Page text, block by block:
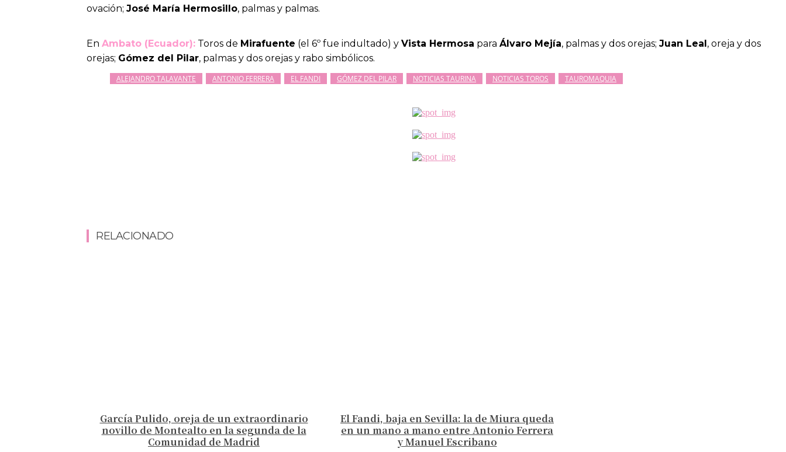
ovación; José María Hermosillo, palmas y palmas.
En Ambato (Ecuador): Toros de Mirafuente (el 6º fue indultado) y Vista Hermosa para Álvaro Mejía, palmas y dos orejas; Juan Leal, oreja y dos
orejas; Gómez del Pilar, palmas y dos orejas y rabo simbólicos.
ALEJANDRO TALAVANTE ANTONIO FERRERA EL FANDI GÓMEZ DEL PILAR NOTICIAS TAURINA NOTICIAS TOROS TAUROMAQUIA
RELACIONADO
García Pulido, oreja de un extraordinario
novillo de Montealto en la segunda de la
Comunidad de Madrid
El Fandi, baja en Sevilla: la de Miura queda
en un mano a mano entre Antonio Ferrera
y Manuel Escribano